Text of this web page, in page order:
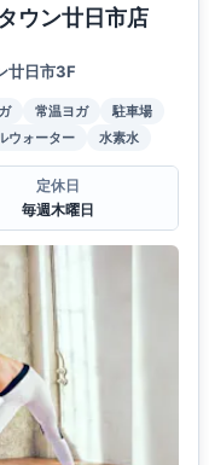
ウン廿日市店
廿日市3F
常温ヨガ
駐車場
ウォーター 水素水
定休日
毎週木曜日